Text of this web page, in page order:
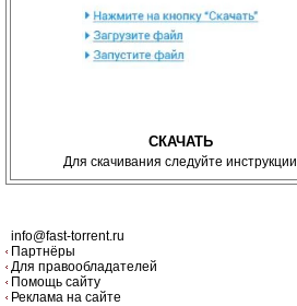
СКАЧАТЬ
Для скачивания следуйте инструкции
info@fast-torrent.ru
Партнёры
Для правообладателей
Помощь сайту
Реклама на сайте